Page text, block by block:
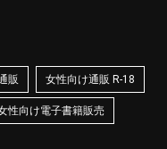
販 女性向け通販 R-18
性向け電子書籍販売